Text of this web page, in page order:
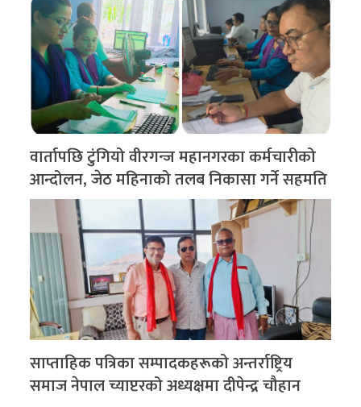
वार्तापछि टुंगियो वीरगन्ज महानगरका कर्मचारीको
आन्दोलन, जेठ महिनाको तलब निकासा गर्ने सहमति
साप्ताहिक पत्रिका सम्पादकहरूको अन्तर्राष्ट्रिय
समाज नेपाल च्याप्टरको अध्यक्षमा दीपेन्द्र चौहान